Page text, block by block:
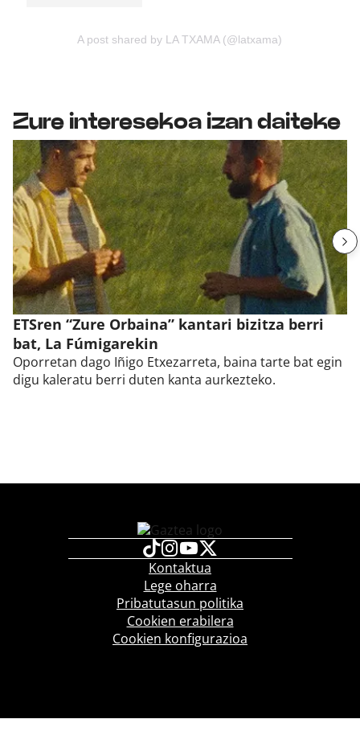
A post shared by LA TXAMA (@latxama)
Zure interesekoa izan daiteke
ETSren “Zure Orbaina” kantari bizitza berri
bat, La Fúmigarekin
Oporretan dago Iñigo Etxezarreta, baina tarte bat egin
digu kaleratu berri duten kanta aurkezteko.
Kontaktua
Lege oharra
Pribatutasun politika
Cookien erabilera
Cookien konfigurazioa